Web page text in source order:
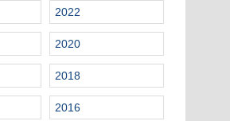
2022
2020
2018
2016